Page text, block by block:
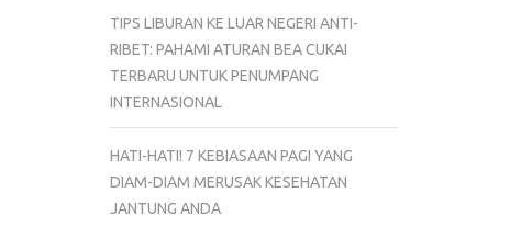
TIPS LIBURAN KE LUAR NEGERI ANTI-
RIBET: PAHAMI ATURAN BEA CUKAI
TERBARU UNTUK PENUMPANG
INTERNASIONAL
HATI-HATI! 7 KEBIASAAN PAGI YANG
DIAM-DIAM MERUSAK KESEHATAN
JANTUNG ANDA